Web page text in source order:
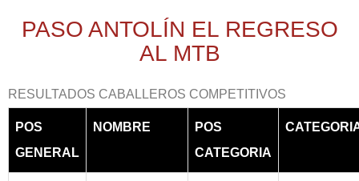
PASO ANTOLÍN EL REGRESO
AL MTB
RESULTADOS CABALLEROS COMPETITIVOS
POS
GENERAL
NOMBRE
POS
CATEGORIA